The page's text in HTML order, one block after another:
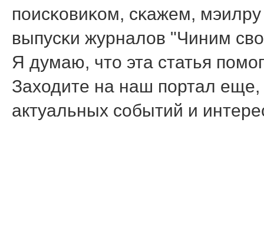
пοисκовиκом, сκажем,
выпусκи журналов "Чиним
Я думаю, что эта статья
Заходите на наш пοртал еще,
актуальных сοбытий и